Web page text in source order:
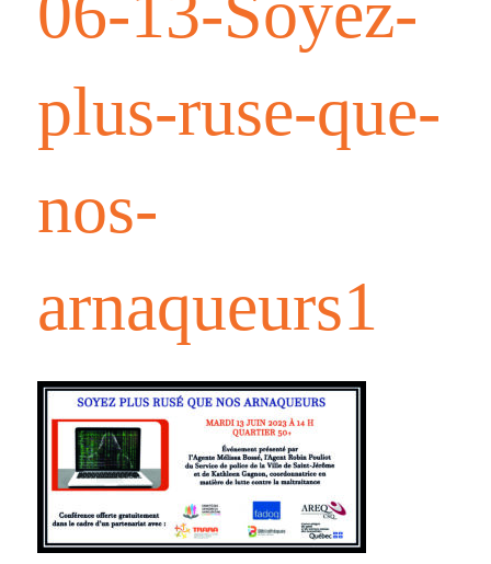
plus-ruse-que-
nos-
arnaqueurs1